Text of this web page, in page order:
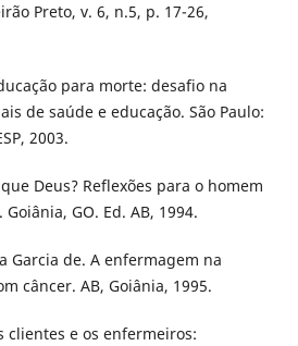
Preto, v. 6, n.5, p. 17-26,
para morte: desafio na
de saúde e educação. São Paulo:
2003.
que Deus? Reflexões para o homem
GO. Ed. AB, 1994.
Garcia de. A enfermagem na
câncer. AB, Goiânia, 1995.
clientes e os enfermeiros: